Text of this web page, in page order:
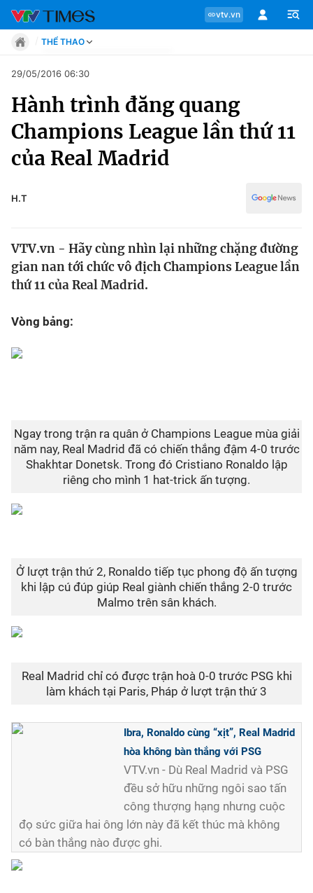
vtv.vn
Chuyên mục
Tin tức
Chân dung
Bóng đá
Các môn khác
VIDEO
Bên lề
THỂ THAO
Move
Phong cách
Sự kiện
Bóng đá
29/05/2016 06:30
Hành trình đăng quang
Champions League lần thứ 11
của Real Madrid
H.T
VTV.vn - Hãy cùng nhìn lại những chặng đường
gian nan tới chức vô địch Champions League lần
thứ 11 của Real Madrid.
Vòng bảng:
Ngay trong trận ra quân ở Champions League mùa giải
năm nay, Real Madrid đã có chiến thắng đậm 4-0 trước
Shakhtar Donetsk. Trong đó Cristiano Ronaldo lập
riêng cho mình 1 hat-trick ấn tượng.
Ở lượt trận thứ 2, Ronaldo tiếp tục phong độ ấn tượng
khi lập cú đúp giúp Real giành chiến thắng 2-0 trước
Malmo trên sân khách.
Real Madrid chỉ có được trận hoà 0-0 trước PSG khi
làm khách tại Paris, Pháp ở lượt trận thứ 3
Ibra, Ronaldo cùng “xịt”, Real Madrid
hòa không bàn thắng với PSG
VTV.vn - Dù Real Madrid và PSG
đều sở hữu những ngôi sao tấn
công thượng hạng nhưng cuộc
đọ sức giữa hai ông lớn này đã kết thúc mà không
có bàn thắng nào được ghi.